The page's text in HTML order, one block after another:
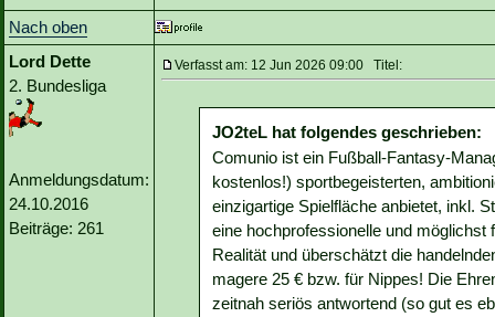
Nach oben
Lord Dette
2. Bundesliga
Anmeldungsdatum:
24.10.2016
Beiträge: 261
Verfasst am: 12 Jun 2026 09:00 Titel:
JO2teL hat folgendes geschrieben:
Comunio ist ein Fußball-Fantasy-
kostenlos!) sportbegeisterten,
einzigartige Spielfläche anbietet, inkl.
eine hochprofessionelle und
Realität und überschätzt die
magere 25 € bzw. für Nippes! Die
zeitnah seriös antwortend (so gut es